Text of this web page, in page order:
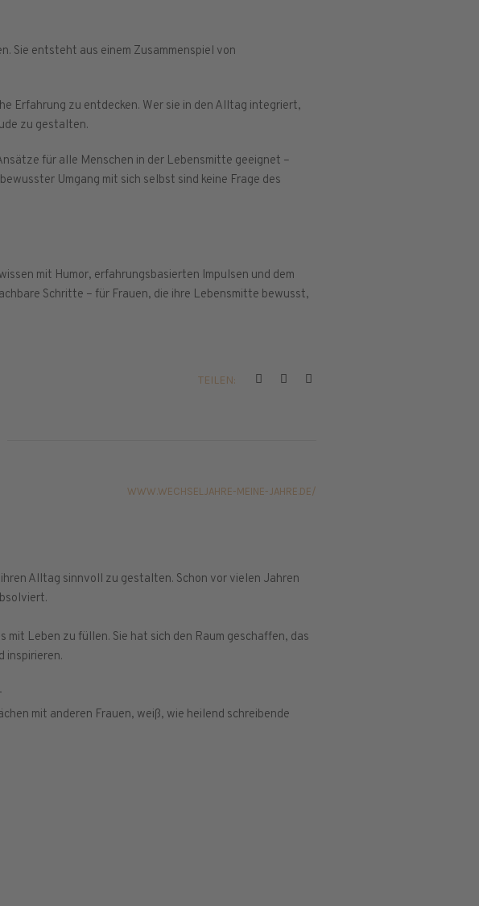
Sie entsteht aus einem Zusammenspiel von
Erfahrung zu entdecken. Wer sie in den Alltag integriert,
zu gestalten.
für alle Menschen in der Lebensmitte geeignet –
Umgang mit sich selbst sind keine Frage des
mit Humor, erfahrungsbasierten Impulsen und dem
Schritte – für Frauen, die ihre Lebensmitte bewusst,
TEILEN:
WWW.WECHSELJAHRE-MEINE-JAHRE.DE/
Alltag sinnvoll zu gestalten. Schon vor vielen Jahren
Leben zu füllen. Sie hat sich den Raum geschaffen, das
inspirieren.
mit anderen Frauen, weiß, wie heilend schreibende